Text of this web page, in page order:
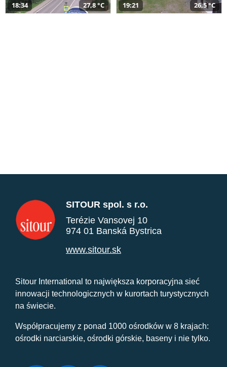
18:34 27,8 °C 19:21 26,5 °C
SITOUR spol. s r.o.
Terézie Vansovej 10
974 01 Banská Bystrica
www.sitour.sk
Sitour International to największa korporacyjna sieć
innowacji technologicznych w kurortach turystycznych
na świecie.
Współpracujemy z ponad 1000 ośrodków w 8 krajach:
ośrodki narciarskie, ośrodki górskie, baseny i nie tylko.